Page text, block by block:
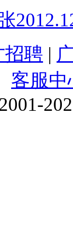
招聘 |
客服中